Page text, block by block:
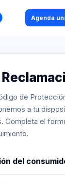
Agenda
de
a tu
Completa el
del